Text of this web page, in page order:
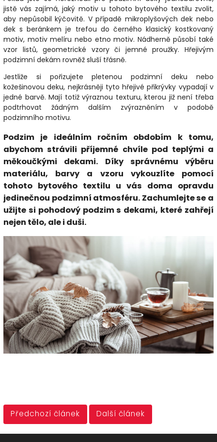
jistě vás zajímá, jaký motiv u tohoto bytového textilu zvolit,
aby nepůsobil kýčovitě. V případě mikroplyšových dek nebo
dek s beránkem je trefou do černého klasický kostkovaný
motiv, motiv melíru nebo etno motiv. Nádherně působí také
vzor listů, geometrické vzory či jemné proužky. Hřejivým
podzimní dekám rovněž sluší třásně.
Jestliže si pořizujete pletenou podzimní deku nebo
kožešinovou deku, nejkrásněji tyto hřejivé přikrývky vypadají v
jedné barvě. Mají totiž výraznou texturu, kterou již není třeba
podtrhovat žádným dalším zvýrazněním v podobě
podzimního motivu.
Podzim je ideálním ročním obdobím k tomu,
abychom strávili příjemné chvíle pod teplými a
měkoučkými dekami. Díky správnému výběru
materiálu, barvy a vzoru vykouzlíte pomocí
tohoto bytového textilu u vás doma opravdu
jedinečnou podzimní atmosféru. Zachumlejte se a
užijte si pohodový podzim s dekami, které zahřejí
nejen tělo, ale i duši.
Předchozí článek Další článek